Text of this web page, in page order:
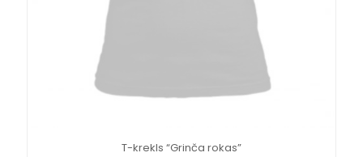
T-krekls “Grinča rokas”